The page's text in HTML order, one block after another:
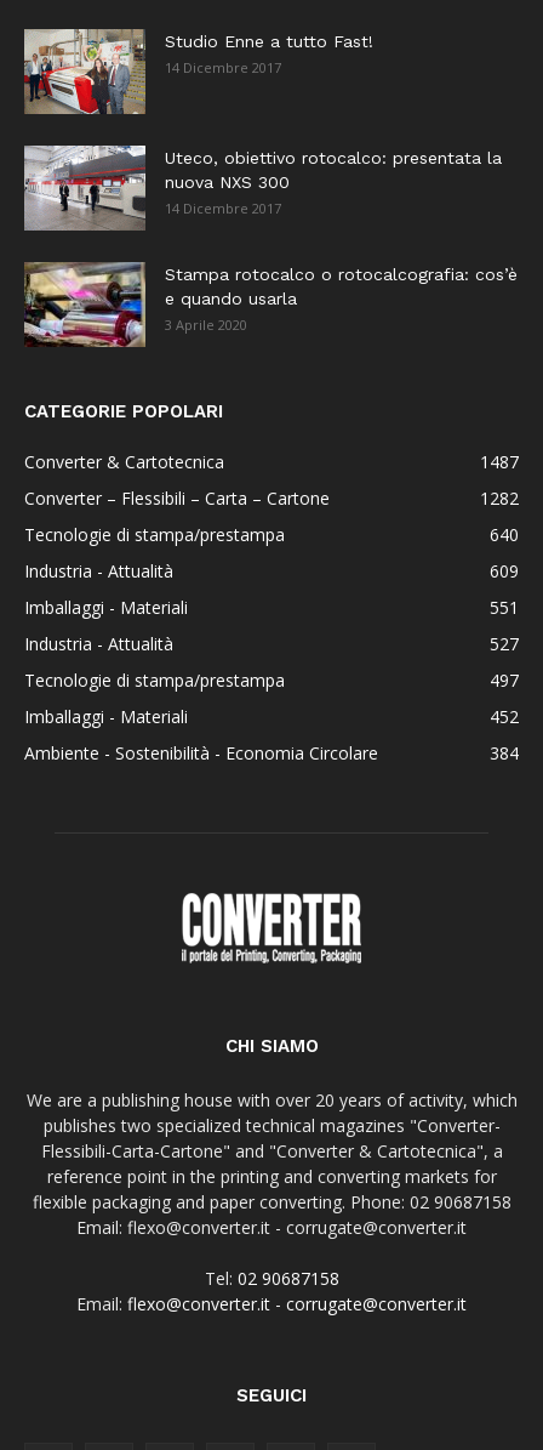
Studio Enne a tutto Fast!
14 Dicembre 2017
Uteco, obiettivo rotocalco: presentata la
nuova NXS 300
14 Dicembre 2017
Stampa rotocalco o rotocalcografia: cos’è
e quando usarla
3 Aprile 2020
CATEGORIE POPOLARI
Converter & Cartotecnica
1487
Converter – Flessibili – Carta – Cartone
1282
Tecnologie di stampa/prestampa
640
Industria - Attualità
609
Imballaggi - Materiali
551
Industria - Attualità
527
Tecnologie di stampa/prestampa
497
Imballaggi - Materiali
452
Ambiente - Sostenibilità - Economia Circolare
384
CHI SIAMO
We are a publishing house with over 20 years of activity, which
publishes two specialized technical magazines "Converter-
Flessibili-Carta-Cartone" and "Converter & Cartotecnica", a
reference point in the printing and converting markets for
flexible packaging and paper converting. Phone: 02 90687158
Email: flexo@converter.it - corrugate@converter.it
Tel: 02 90687158
Email: flexo@converter.it - corrugate@converter.it
SEGUICI